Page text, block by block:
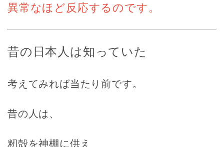
異常なほど反応するのです。
昔の日本人は知っていた
考えてみれば当たり前です。
昔の人は、
籾殻を神棚に供え